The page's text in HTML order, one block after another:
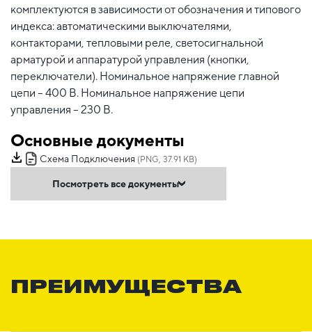
комплектуются в зависимости от обозначения и типового
индекса: автоматическими выключателями,
контакторами, тепловыми реле, светосигнальной
арматурой и аппаратурой управления (кнопки,
переключатели). Номинальное напряжение главной
цепи – 400 В. Номинальное напряжение цепи
управления – 230 В.
Основные документы
Схема Подключения (PNG, 37.91 KB)
Посмотреть все документы
ПРЕИМУЩЕСТВА